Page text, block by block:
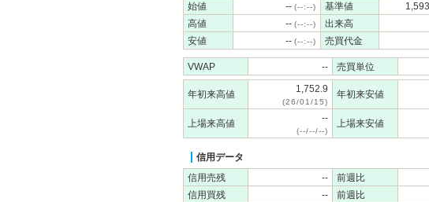
始値 -- (--:--) 基準値 1,593
高値 -- (--:--) 出来高
安値 -- (--:--) 売買代金
VWAP -- 売買単位
年初来高値 1,752.9
(26/01/15)
年初来安値
上場来高値 --
(--/--/--)
上場来安値
信用データ
信用売残
-- 前週比
信用買残
-- 前週比